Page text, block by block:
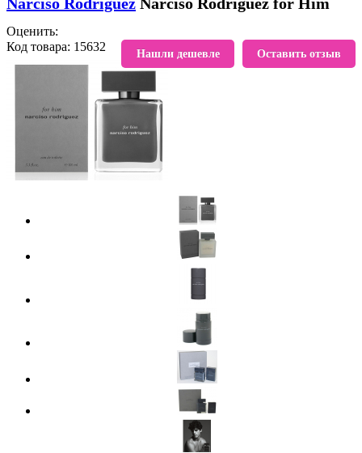
Оставить отзыв
Нашли дешевле
Оценить:
Код товара: 15632
В избранное